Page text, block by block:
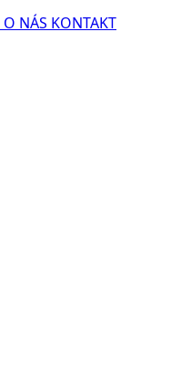
O NÁS KONTAKT